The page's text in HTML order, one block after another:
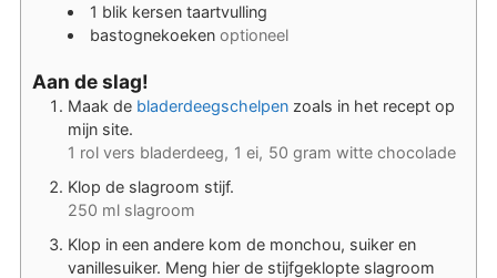
1 blik kersen taartvulling
bastognekoeken optioneel
Aan de slag!
Maak de bladerdeegschelpenzoals in het recept op
mijn site.
1 rol vers bladerdeeg, 1 ei, 50 gram witte chocolade
Klop de slagroom stijf.
250 ml slagroom
Klop in een andere kom de monchou, suiker en
vanillesuiker. Meng hier de stijfgeklopte slagroom